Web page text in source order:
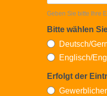
Geben Sie bitte Ihre
Bitte wählen
Deutsch/
Englisch/
Erfolgt der